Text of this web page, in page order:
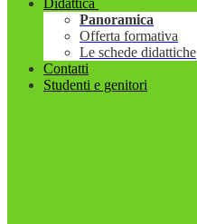
Didattica
Panoramica
Offerta formativa
Le schede didattiche
Contatti
Studenti e genitori